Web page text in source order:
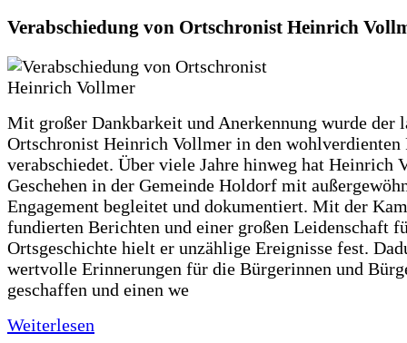
Verabschiedung von Ortschronist Heinrich
Mit großer Dankbarkeit und Anerkennung wurde der
Ortschronist Heinrich Vollmer in den wohlverdienten
verabschiedet. Über viele Jahre hinweg hat Heinrich
Geschehen in der Gemeinde Holdorf mit
Engagement begleitet und dokumentiert. Mit der
fundierten Berichten und einer großen Leidenschaft
Ortsgeschichte hielt er unzählige Ereignisse fest.
wertvolle Erinnerungen für die Bürgerinnen und
geschaffen und einen we
Weiterlesen